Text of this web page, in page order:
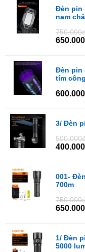
Đèn pin
nam
Đèn pin
tím
3/ Đèn
001-
700m
1/ Đèn
5000